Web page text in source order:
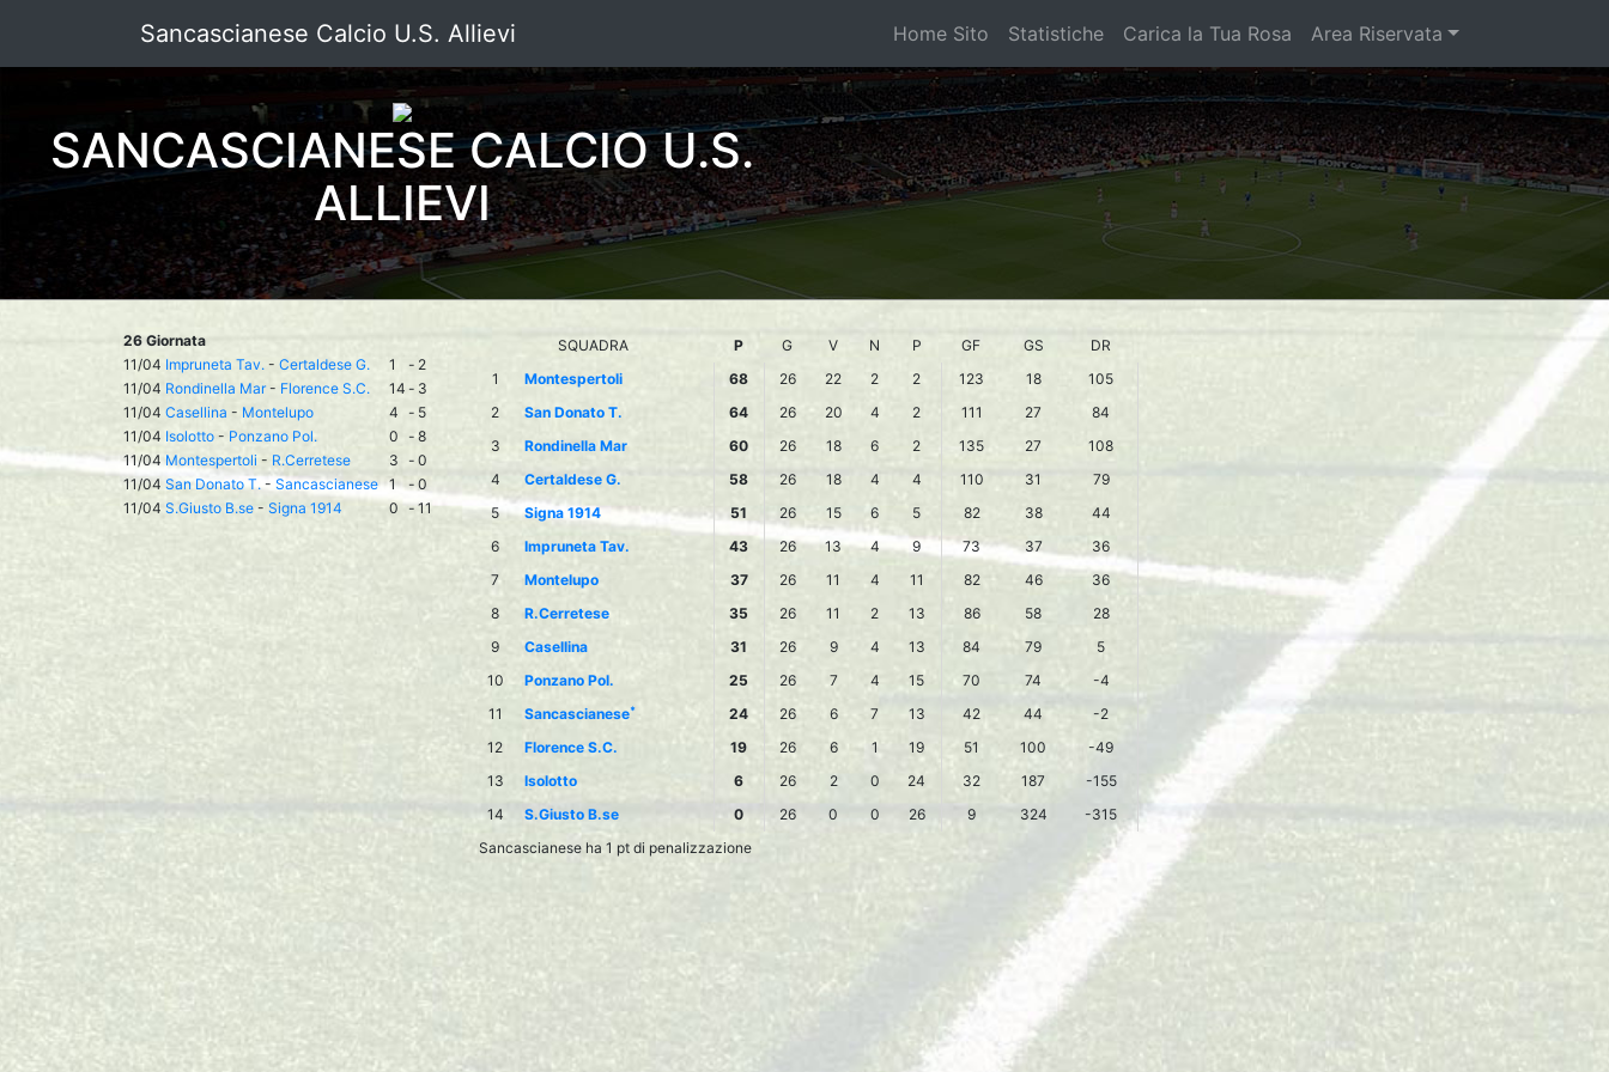
Sancascianese Calcio U.S. Allievi Home Sito Statistiche Carica la Tua Rosa Area Riservata
SANCASCIANESE CALCIO U.S.
ALLIEVI
26 Giornata
11/04 Impruneta Tav. - Certaldese G. 1 - 2
11/04 Rondinella Mar- Florence S.C. 14 - 3
11/04 Casellina - Montelupo 4 - 5
11/04 Isolotto - Ponzano Pol. 0 - 8
11/04 Montespertoli - R.Cerretese 3 - 0
11/04 San Donato T. - Sancascianese 1 - 0
11/04 S.Giusto B.se - Signa 1914 0 -11
SQUADRA P G V N P GF GS
DR
1
Montespertoli 68 26 22 2 2 123 18
105
2
San Donato T. 64 26 20 4 2 111 27
84
3
Rondinella Mar 60 26 18 6 2 135 27
108
4
Certaldese G. 58 26 18 4 4 110 31
79
5
Signa 1914 51 26 15 6 5 82 38
44
6
Impruneta Tav. 43 26 13 4 9 73 37
36
7
Montelupo 37 26 11 4 11 82 46
36
8
R.Cerretese 35 26 11 2 13 86 58
28
9
Casellina 31 26 9 4 13 84 79
5
10
Ponzano Pol. 25 26 7 4 15 70 74
-4
11
Sancascianese* 24 26 6 7 13 42 44
-2
12
Florence S.C. 19 26 6 1 19 51 100
-49
13
Isolotto 6 26 2 0 24 32 187
-155
14
S.Giusto B.se 0 26 0 0 26 9 324
-315
Sancascianese ha 1 pt di penalizzazione